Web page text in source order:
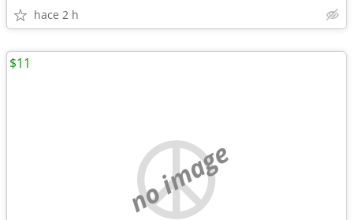
hace 2 h
no image
$11